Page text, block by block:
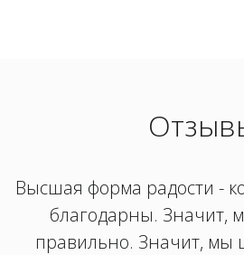
Высшая форма радости -
благодарны. Значит,
правильно. Значит, мы